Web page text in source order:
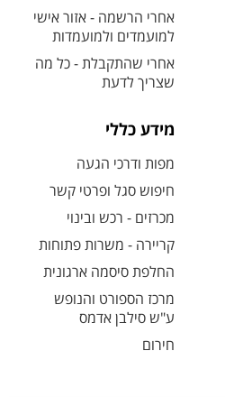
אחרי הרשמה - אזור אישי
למועמדים ולמועמדות
אחרי שהתקבלת - כל מה
שצריך לדעת
מידע כללי
מפות ודרכי הגעה
חיפוש סגל ופרטי קשר
מכרזים - רכש ובינוי
קריירה - משרות פתוחות
החלפת סיסמה ארגונית
מרכז הספורט והנופש
ע"ש סילבן אדמס
חירום